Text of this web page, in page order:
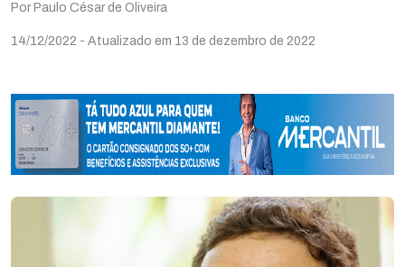
Por Paulo César de Oliveira
14/12/2022 - Atualizado em 13 de dezembro de 2022